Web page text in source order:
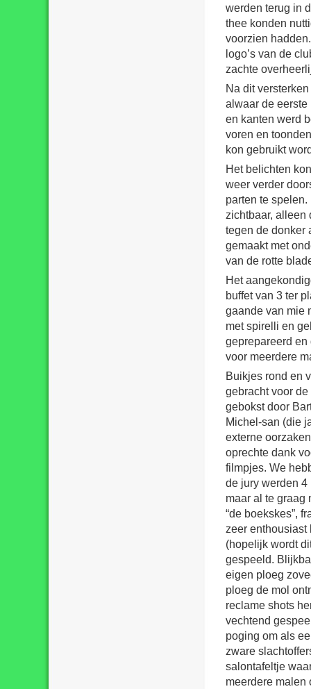
werden terug in
thee konden
voorzien
logo’s van de
zachte
Na dit
alwaar de
en kanten werd
voren en
kon gebruikt
Het belichten
weer verder
parten te
zichtbaar, alleen
tegen de donker
gemaakt met
van de rotte
Het
buffet van 3 ter
gaande van mie
met spirelli en
geprepareerd
voor meerdere
Buikjes rond en
gebracht voor
gebokst door
Michel-san (die
externe
oprechte dank
filmpjes. We
de jury werden
maar al te graag
“de boekskes”,
zeer
(hopelijk wordt
gespeeld.
eigen ploeg
ploeg de mol
reclame shots
vechtend
poging om als
zware
salontafeltje
meerdere malen